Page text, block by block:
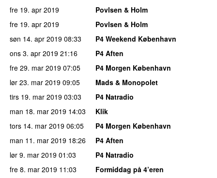
fre 19. apr 2019
Povlsen & Holm
fre 19. apr 2019
Povlsen & Holm
søn 14. apr 2019 08:33
P4 Weekend København
ons 3. apr 2019 21:16
P4 Aften
fre 29. mar 2019 07:05
P4 Morgen København
lør 23. mar 2019 09:05
Mads & Monopolet
tirs 19. mar 2019 03:03
P4 Natradio
man 18. mar 2019 14:03
Klik
tors 14. mar 2019 06:05
P4 Morgen København
man 11. mar 2019 18:26
P4 Aften
lør 9. mar 2019 01:03
P4 Natradio
fre 8. mar 2019 11:03
Formiddag på 4’eren